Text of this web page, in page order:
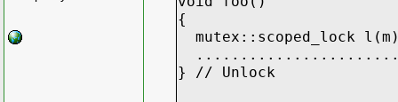
{
mutex::scoped_lock
} // Unlock